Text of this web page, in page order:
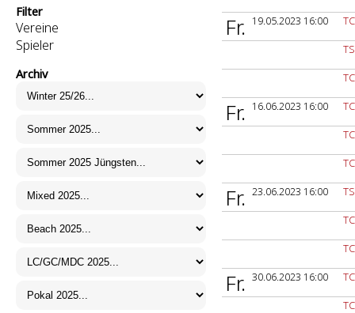
Filter
Vereine
Spieler
Archiv
Fr. 19.05.2023 16:00
Fr. 16.06.2023 16:00
Fr. 23.06.2023 16:00
Fr. 30.06.2023 16:00